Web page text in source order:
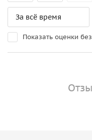
Показать оценки